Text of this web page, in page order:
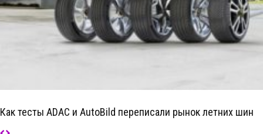
Как тесты ADAC и AutoBild переписали рынок летних шин